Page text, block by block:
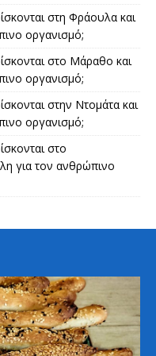
στη Φράουλα και
οργανισμό;
στο Μάραθο και
οργανισμό;
στην Ντομάτα και
οργανισμό;
στο
για τον ανθρώπινο